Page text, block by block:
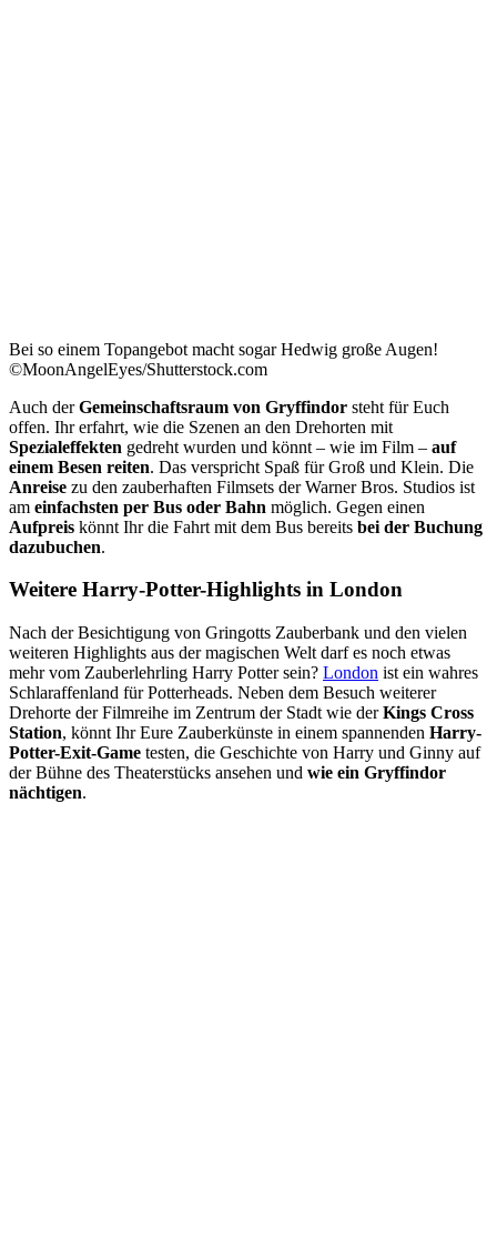
Bei so einem Topangebot macht sogar Hedwig große Augen!
©MoonAngelEyes/Shutterstock.com
Auch derGemeinschaftsraum von Gryffindor steht für Euch
offen. Ihr erfahrt, wie die Szenen an den Drehorten mit
Spezialeffekten gedreht wurden und könnt – wie im Film – auf
einem Besen reiten. Das verspricht Spaß für Groß und Klein. Die
Anreise zu den zauberhaften Filmsets der Warner Bros. Studios ist
am einfachsten per Bus oder Bahn möglich. Gegen einen
Aufpreis könnt Ihr die Fahrt mit dem Bus bereits bei der Buchung
dazubuchen.
Weitere Harry-Potter-Highlights in London
Nach der Besichtigung von Gringotts Zauberbank und den vielen
weiteren Highlights aus der magischen Welt darf es noch etwas
mehr vom Zauberlehrling Harry Potter sein? London ist ein wahres
Schlaraffenland für Potterheads. Neben dem Besuch weiterer
Drehorte der Filmreihe im Zentrum der Stadt wie derKings Cross
Station, könnt Ihr Eure Zauberkünste in einem spannenden Harry-
Potter-Exit-Game testen, die Geschichte von Harry und Ginny auf
der Bühne des Theaterstücks ansehen und wie ein Gryffindor
nächtigen.